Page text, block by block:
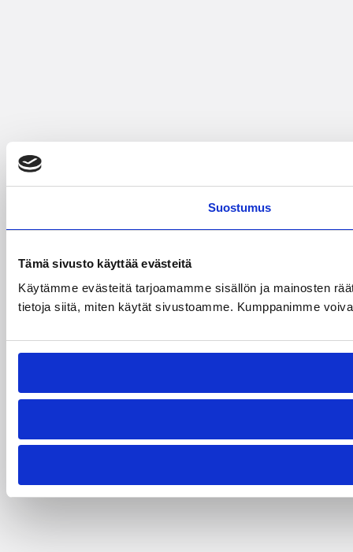
Suostumus
Tämä sivusto käyttää evästeitä
Käytämme evästeitä tarjoamamme sisällön ja mainosten
tietoja siitä, miten käytät sivustoamme. Kumppanimme